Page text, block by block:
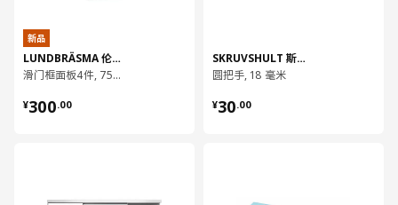
新品
LUNDBRÄSMA 伦德布莱
滑门框面板4件, 75x236 厘米
¥300.00
¥ 300.00
SKRUVSHULT 斯鲁舒
圆把手, 18 毫米
¥30.00
¥ 30.00